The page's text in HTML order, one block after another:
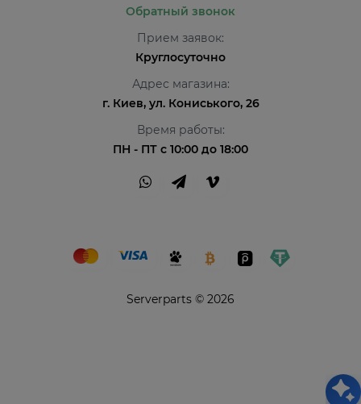
Обратный звонок
Прием заявок:
Круглосуточно
Адрес магазина:
г. Киев, ул. Кониського, 26
Время работы:
ПН - ПТ с 10:00 до 18:00
Serverparts © 2026